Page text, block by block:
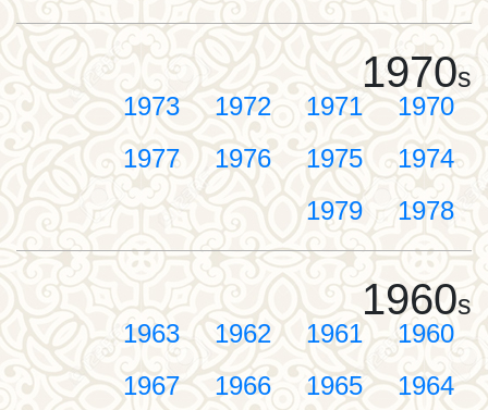
1970s
1970
1971
1972
1973
1974
1975
1976
1977
1978
1979
1960s
1960
1961
1962
1963
1964
1965
1966
1967